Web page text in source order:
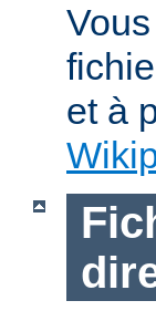
et à